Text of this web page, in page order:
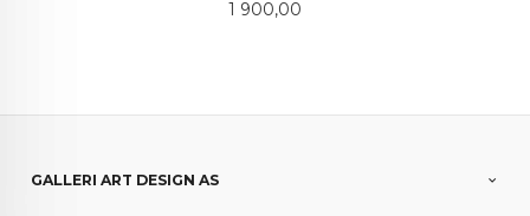
Pris
1 900,00
GALLERI ART DESIGN AS